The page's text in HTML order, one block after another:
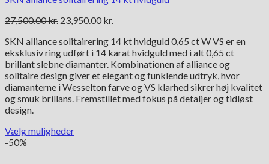
27,500.00kr. Den
pris
var:
27,500.00 kr..
23,950.00 kr.
pris
er:
23,950.00 kr..
SKN alliance solitairering 14 kt hvidguld 0,65 ct W VS er en
eksklusiv ring udført i 14 karat hvidguld med i alt 0,65 ct
brillant slebne diamanter. Kombinationen af alliance og
solitaire design giver et elegant og funklende udtryk, hvor
diamanterne i Wesselton farve og VS klarhed sikrer høj kvalitet
og smuk brillans. Fremstillet med fokus på detaljer og tidløst
design.
Vælg muligheder
Dette
-50%